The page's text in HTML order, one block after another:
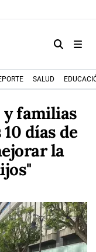
SALUD
y familias
días de
la